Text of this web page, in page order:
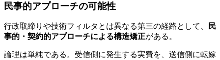
民事的アプローチの可能性
行政取締りや技術フィルタとは異なる第三の経路として、
民
事的・契約的アプローチによる構造矯正がある。
論理は単純である。受信側に発生する実費を、送信側に転嫁